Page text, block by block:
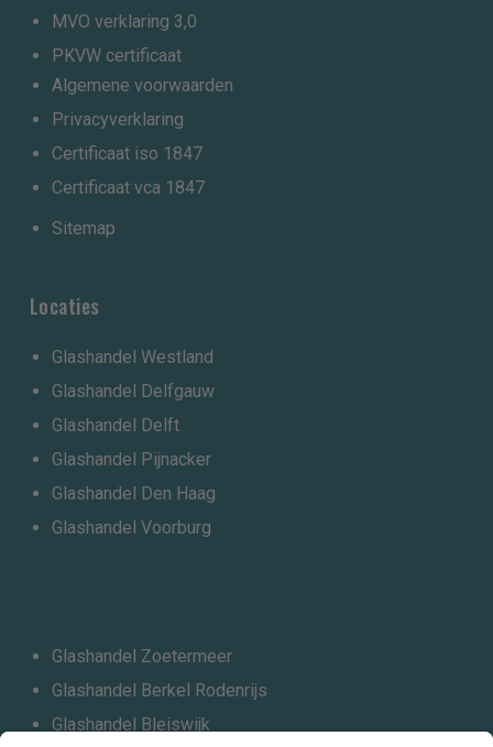
MVO verklaring 3,0
PKVW certificaat
Algemene voorwaarden
Privacyverklaring
Certificaat iso 1847
Certificaat vca 1847
Sitemap
Locaties
Glashandel Westland
Glashandel Delfgauw
Glashandel Delft
Glashandel Pijnacker
Glashandel Den Haag
Glashandel Voorburg
Glashandel Zoetermeer
Glashandel Berkel Rodenrijs
Glashandel Bleiswijk